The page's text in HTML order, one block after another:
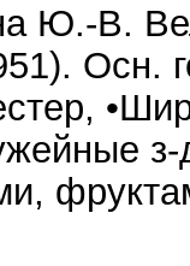
Ю.-В.
Осн.